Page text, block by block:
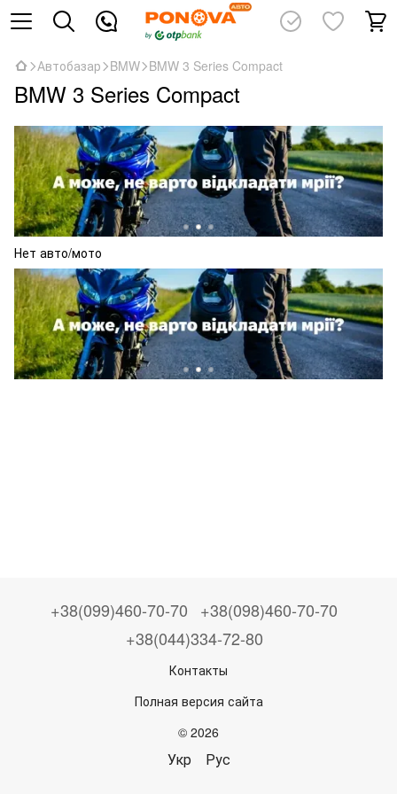
Автобазар BMW BMW 3 Series Compact
BMW 3 Series Compact
Нет авто/мото
+38(099)460-70-70
+38(098)460-70-70
+38(044)334-72-80
Контакты
Полная версия сайта
© 2026
Укр Рус